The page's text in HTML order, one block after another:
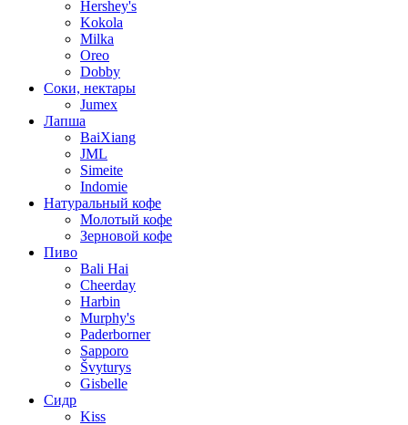
Hershey's
Kokola
Milka
Oreo
Dobby
Соки, нектары
Jumex
Лапша
BaiXiang
JML
Simeite
Indomie
Натуральный кофе
Молотый кофе
Зерновой кофе
Пиво
Bali Hai
Cheerday
Harbin
Murphy's
Paderborner
Sapporo
Švyturys
Gisbelle
Сидр
Kiss